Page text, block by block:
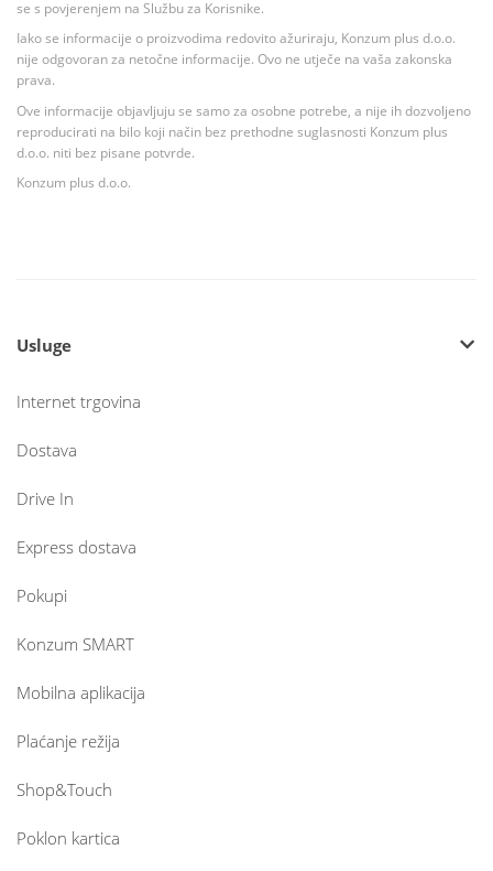
se s povjerenjem na Službu za Korisnike.
Iako se informacije o proizvodima redovito ažuriraju, Konzum plus d.o.o.
nije odgovoran za netočne informacije. Ovo ne utječe na vaša zakonska
prava.
Ove informacije objavljuju se samo za osobne potrebe, a nije ih dozvoljeno
reproducirati na bilo koji način bez prethodne suglasnosti Konzum plus
d.o.o. niti bez pisane potvrde.
Konzum plus d.o.o.
Usluge
Internet trgovina
Dostava
Drive In
Express dostava
Pokupi
Konzum SMART
Mobilna aplikacija
Plaćanje režija
Shop&Touch
Poklon kartica